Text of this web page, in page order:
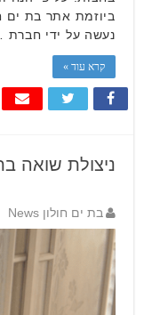
נעשה על ידי חברת
קרא עוד »
ניצולת שואה בת 80 ומתנדבת
בת ים חולון News